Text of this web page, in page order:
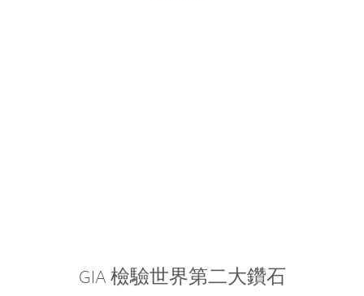
GIA 檢驗世界第二大鑽石